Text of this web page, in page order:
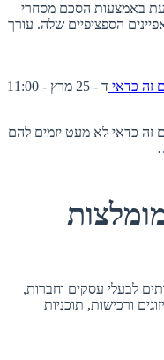
באמצעות הסכם מסחרי
הספציפיים שלה. עורך
ד - 25 מרץ - 11:00
זה כרוך והאם זה כדאי לא מעט יזמים להם
לבעלי עסקים וחברות,
ורכישות, תוכניות